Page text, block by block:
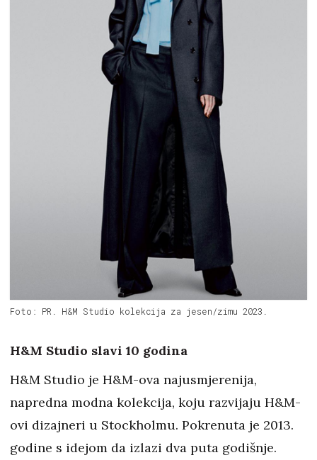
Foto: PR. H&M Studio kolekcija za jesen/zimu 2023.
H&M Studio slavi 10 godina
H&M Studio je H&M-ova najusmjerenija,
napredna modna kolekcija, koju razvijaju H&M-
ovi dizajneri u Stockholmu. Pokrenuta je 2013.
godine s idejom da izlazi dva puta godišnje.